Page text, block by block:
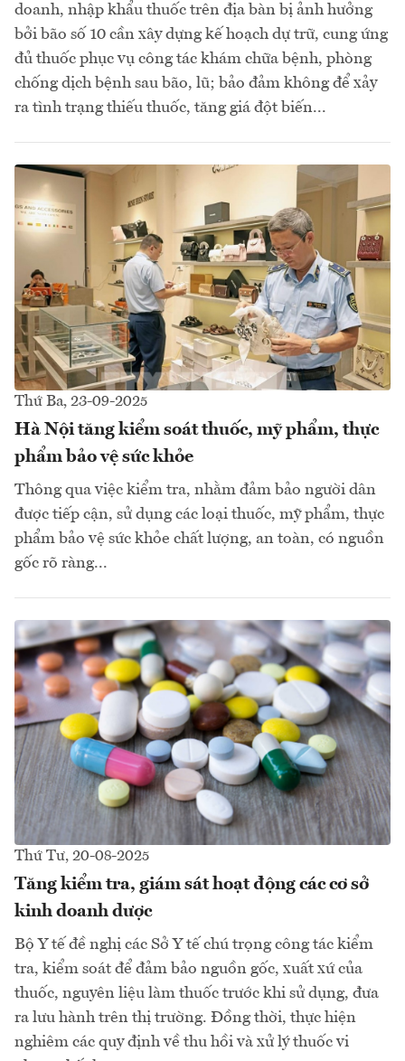
doanh, nhập khẩu thuốc trên địa bàn bị ảnh hưởng
bởi bão số 10 cần xây dựng kế hoạch dự trữ, cung ứng
đủ thuốc phục vụ công tác khám chữa bệnh, phòng
chống dịch bệnh sau bão, lũ; bảo đảm không để xảy
ra tình trạng thiếu thuốc, tăng giá đột biến...
Thứ Ba, 23-09-2025
Hà Nội tăng kiểm soát thuốc, mỹ phẩm, thực
phẩm bảo vệ sức khỏe
Thông qua việc kiểm tra, nhằm đảm bảo người dân
được tiếp cận, sử dụng các loại thuốc, mỹ phẩm, thực
phẩm bảo vệ sức khỏe chất lượng, an toàn, có nguồn
gốc rõ ràng...
Thứ Tư, 20-08-2025
Tăng kiểm tra, giám sát hoạt động các cơ sở
kinh doanh dược
Bộ Y tế đề nghị các Sở Y tế chú trọng công tác kiểm
tra, kiểm soát để đảm bảo nguồn gốc, xuất xứ của
thuốc, nguyên liệu làm thuốc trước khi sử dụng, đưa
ra lưu hành trên thị trường. Đồng thời, thực hiện
nghiêm các quy định về thu hồi và xử lý thuốc vi